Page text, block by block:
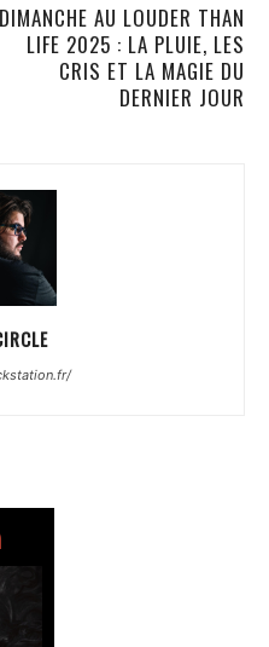
DIMANCHE AU LOUDER THAN
LIFE 2025 : LA PLUIE, LES
CRIS ET LA MAGIE DU
DERNIER JOUR